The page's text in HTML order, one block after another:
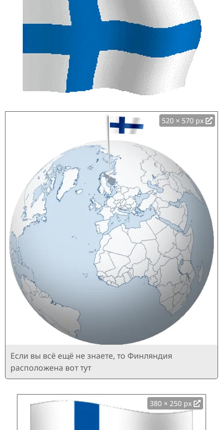
520 × 570 px
Если вы всё ещё не знаете, то Финляндия
расположена вот тут
380 × 250 px